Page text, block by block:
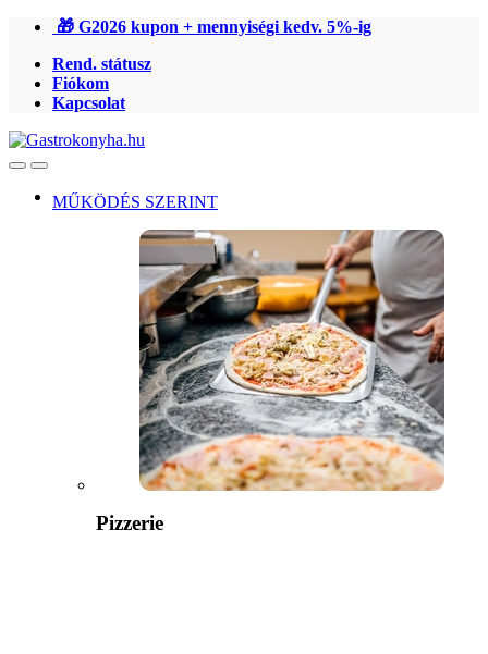
Ugrás
navigációhoz
Ugrás
tartalomra
🎁 G2026 kupon + mennyiségi kedv. 5%-ig
Rend. státusz
Fiókom
Kapcsolat
OpenClose
MŰKÖDÉS SZERINT
Pizzerie